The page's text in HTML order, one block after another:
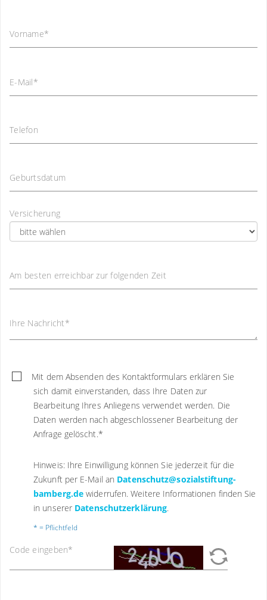
Vorname*
E-Mail*
Telefon
Geburtsdatum
Versicherung
Am besten erreichbar zur folgenden Zeit
Ihre Nachricht*
Mit dem Absenden des Kontaktformulars erklären Sie
sich damit einverstanden, dass Ihre Daten zur
Bearbeitung Ihres Anliegens verwendet werden. Die
Daten werden nach abgeschlossener Bearbeitung der
Anfrage gelöscht.*
Hinweis: Ihre Einwilligung können Sie jederzeit für die
Zukunft per E-Mail an Datenschutz@sozialstiftung-
bamberg.de widerrufen. Weitere Informationen finden Sie
in unserer Datenschutzerklärung.
* = Pflichtfeld
Code eingeben*